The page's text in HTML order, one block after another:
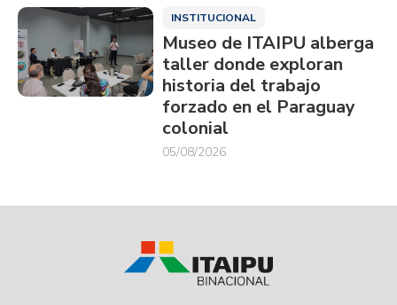
INSTITUCIONAL
Museo de ITAIPU alberga
taller donde exploran
historia del trabajo
forzado en el Paraguay
colonial
05/08/2026